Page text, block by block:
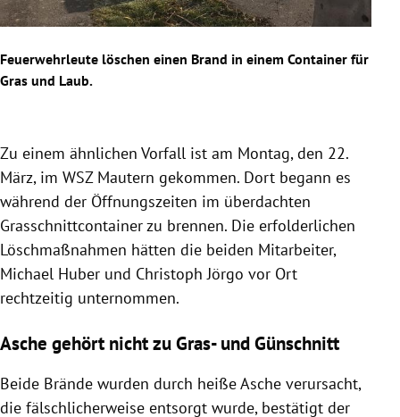
Feuerwehrleute löschen einen Brand in einem Container für
Gras und Laub.
Zu einem ähnlichen Vorfall ist am Montag, den 22.
März, im WSZ Mautern gekommen. Dort begann es
während der Öffnungszeiten im überdachten
Grasschnittcontainer zu brennen. Die erfolderlichen
Löschmaßnahmen hätten die beiden Mitarbeiter,
Michael Huber und Christoph Jörgo vor Ort
rechtzeitig unternommen.
Asche gehört nicht zu Gras- und Günschnitt
Beide Brände wurden durch heiße Asche verursacht,
die fälschlicherweise entsorgt wurde, bestätigt der